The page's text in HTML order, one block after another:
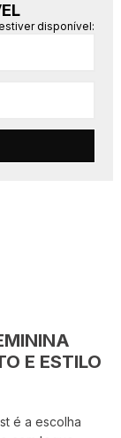
disponível:
E ESTILO
é a escolha